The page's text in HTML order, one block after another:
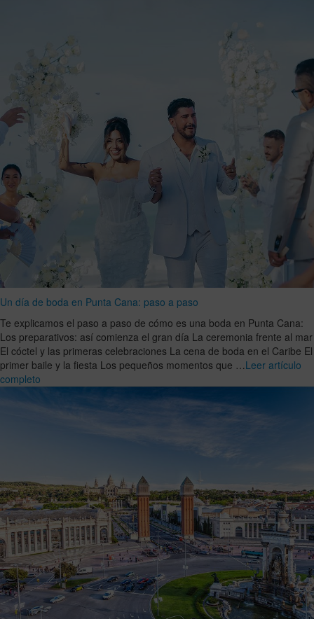
Un día de boda en Punta Cana: paso a paso
Te explicamos el paso a paso de cómo es una boda en Punta Cana:
Los preparativos: así comienza el gran día La ceremonia frente al mar
El cóctel y las primeras celebraciones La cena de boda en el Caribe El
primer baile y la fiesta Los pequeños momentos que …Leer artículo
completo